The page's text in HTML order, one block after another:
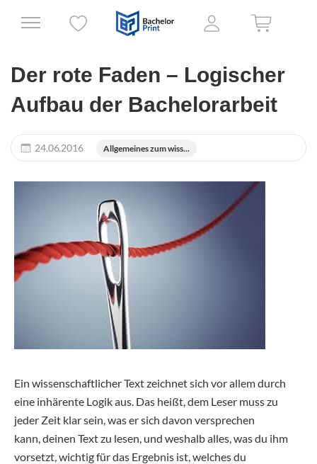
Der rote Faden – Logischer
Aufbau der Bachelorarbeit
24.06.2016 Allgemeines zum wiss...
Ein wissenschaftlicher Text zeichnet sich vor allem durch
eine inhärente Logik aus. Das heißt, dem Leser muss zu
jeder Zeit klar sein, was er sich davon versprechen
kann, deinen Text zu lesen, und weshalb alles, was du ihm
vorsetzt, wichtig für das Ergebnis ist, welches du